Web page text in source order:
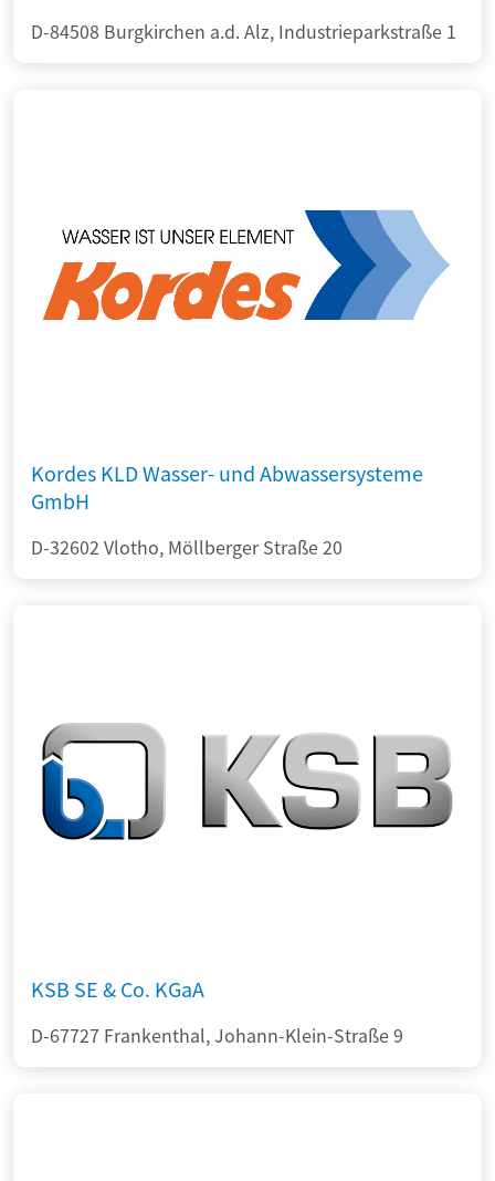
D-84508 Burgkirchen a.d. Alz, Industrieparkstraße 1
Kordes KLD Wasser- und Abwassersysteme
GmbH
D-32602 Vlotho, Möllberger Straße 20
KSB SE & Co. KGaA
D-67727 Frankenthal, Johann-Klein-Straße 9